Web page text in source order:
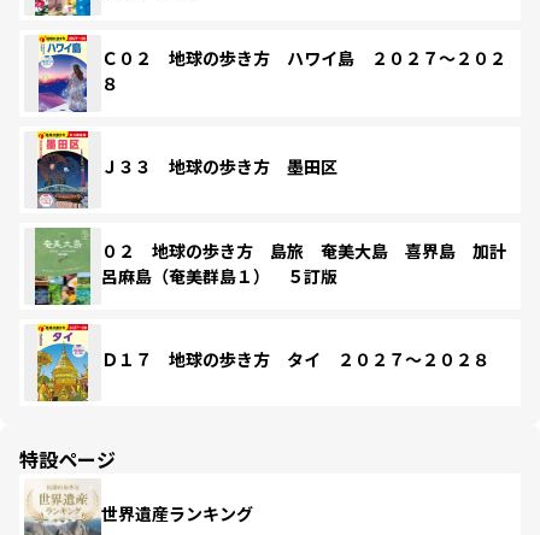
Ｃ０２ 地球の歩き方 ハワイ島 ２０２７～２０２
８
Ｊ３３ 地球の歩き方 墨田区
０２ 地球の歩き方 島旅 奄美大島 喜界島 加計
呂麻島（奄美群島１） ５訂版
Ｄ１７ 地球の歩き方 タイ ２０２７～２０２８
特設ページ
世界遺産ランキング